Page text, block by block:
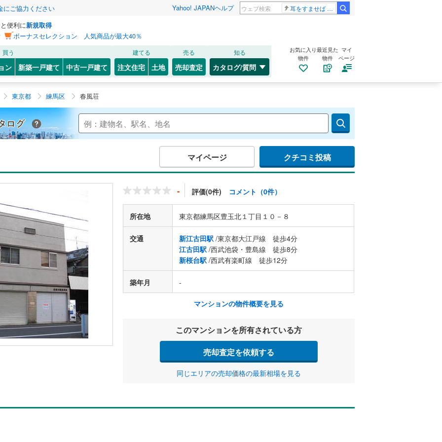
にご協力ください Yahoo! JAPANヘルプ 耳をすませば スタジオジブリ
便利に新規取得
ボーナスセレクション 人気商品が最大40％
買う
ン 新築一戸建て 中古一戸建て
建てる
注文住宅 土地
売る
売却査定
知る
カタログ/質問
お気に入り
物件
最近見た
物件
マイ
ページ
東京都 練馬区 春風荘
Yahoo!不動産 マンションカタログ
マイページ クチコミ投稿
- 評価(0件) コメント（0件）
所在地 東京都練馬区豊玉北１丁目１０－８
交通 新江古田駅 /東京都大江戸線 徒歩4分
江古田駅 /西武池袋・豊島線 徒歩8分
新桜台駅 /西武有楽町線 徒歩12分
築年月 -
マンションの物件概要を見る
このマンションを所有されている方
売却査定を依頼する
同じエリアの売却価格の最新相場を見る